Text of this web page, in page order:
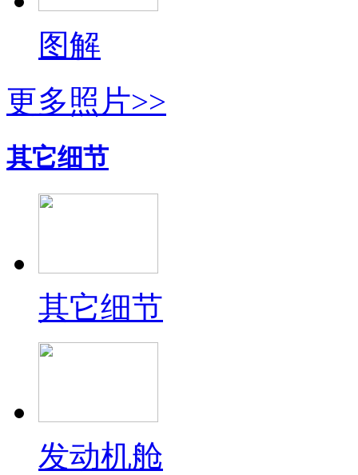
图解
更多照片>>
其它细节
其它细节
发动机舱